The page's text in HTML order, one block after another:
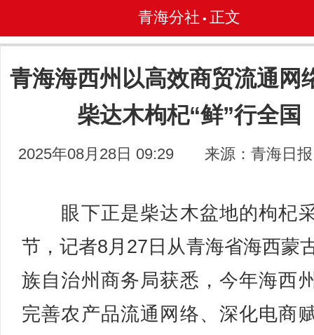
青海分社 • 正文
青海海西州以高效商贸流通网
柴达木枸杞“鲜”行全国
2025年08月28日 09:29 来源：青海日报
眼下正是柴达木盆地的枸杞
节，记者8月27日从青海省海西蒙
族自治州商务局获悉，今年海西
完善农产品流通网络、深化电商